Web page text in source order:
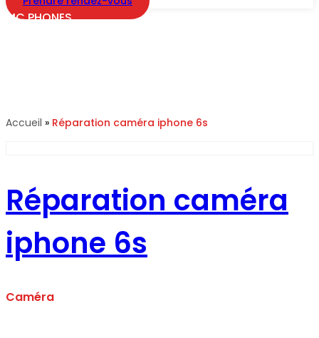
MC PHONES
Accueil » Réparation caméra iphone 6s
Réparation caméra
iphone 6s
Caméra